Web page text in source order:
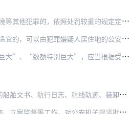
犯罪的，依照处罚较重的规定定罪处罚。
居住地的公安机关立案侦查。犯罪地包括侵犯…
应当根据受理案件所在地省、自治区、直辖…
轨迹、装卸船记录、通话记录、销售合同、转…
机关提请批准逮捕、移送审查起诉的案件，需…